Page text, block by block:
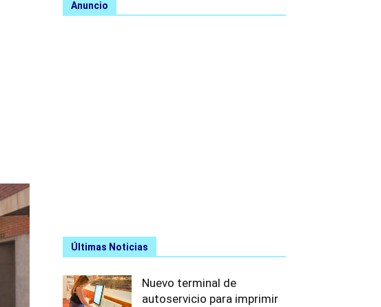
Anuncio
Últimas Noticias
Nuevo terminal de
autoservicio para imprimir